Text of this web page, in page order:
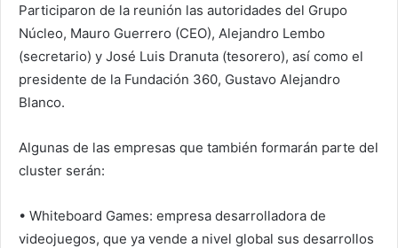
Participaron de la reunión las autoridades del Grupo
Núcleo, Mauro Guerrero (CEO), Alejandro Lembo
(secretario) y José Luis Dranuta (tesorero), así como el
presidente de la Fundación 360, Gustavo Alejandro
Blanco.
Algunas de las empresas que también formarán parte del
cluster serán:
• Whiteboard Games: empresa desarrolladora de
videojuegos, que ya vende a nivel global sus desarrollos